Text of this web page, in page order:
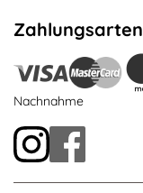
Zahlungsarten
Nachnahme